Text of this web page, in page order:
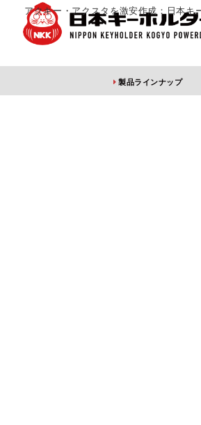
アクキー・アクスタを激安作成：日本キ
製品ラインナップ
アクリル